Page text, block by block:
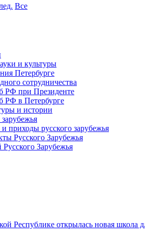
Все
и культуры
Петербурге
сотрудничества
РФ при Президенте
РФ в Петербурге
и истории
приходы русского зарубежья
Русского Зарубежья
Зарубежья
Республике открылась новая школа